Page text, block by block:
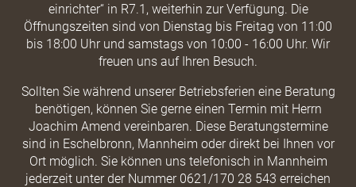
einrichter“ in R7.1, weiterhin zur Verfügung. Die
Öffnungszeiten sind von Dienstag bis Freitag von 11:00
bis 18:00 Uhr und samstags von 10:00 - 16:00 Uhr. Wir
freuen uns auf Ihren Besuch.
Sollten Sie während unserer Betriebsferien eine Beratung
benötigen, können Sie gerne einen Termin mit Herrn
Joachim Amend vereinbaren. Diese Beratungstermine
sind in Eschelbronn, Mannheim oder direkt bei Ihnen vor
Ort möglich. Sie können uns telefonisch in Mannheim
jederzeit unter der Nummer 0621/170 28 543 erreichen